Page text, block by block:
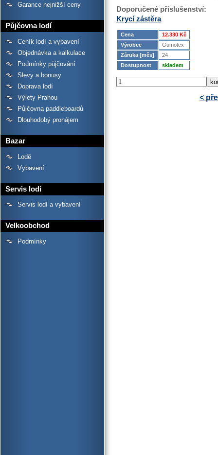
Garance nejnižší ceny
Půjčovna lodí
Ceník lodí a vybavení
Objednávka a kalkulace
Podmínky půjčování
Slevy a bonusy
Doprava lodí
Výlety Prahou
Půjčovna paddleboardů
Dlouhodobý pronájem
Bazar
Lodě
Vybavení
Servis lodí
Servis lodí a vybavení
Velkoobchod
Podmínky
Doporučené příslušenství:
Krycí zástěra
Cena
12.330 Kč
Výrobce
Gumotex
Záruka [měs]
24
Dostupnost
skladem
<